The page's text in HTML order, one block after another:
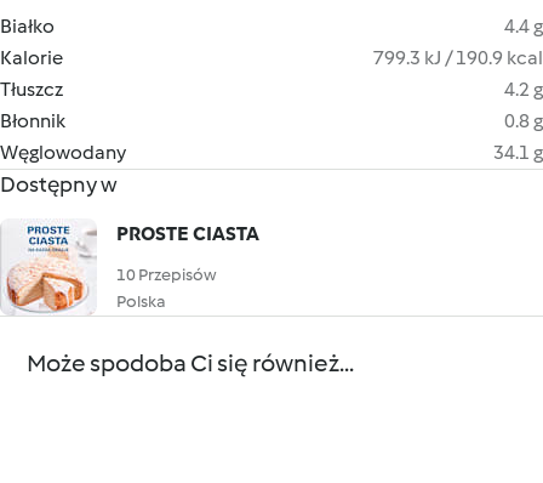
Białko
4.4 g
Kalorie
799.3 kJ / 190.9 kcal
Tłuszcz
4.2 g
Błonnik
0.8 g
Węglowodany
34.1 g
Dostępny w
PROSTE CIASTA
10 Przepisów
Polska
Może spodoba Ci się również...